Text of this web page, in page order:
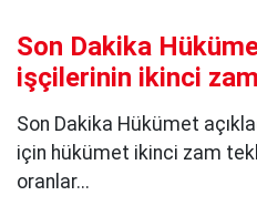
Son Dakika
işçilerinin ikinci
Son Dakika Hükümet
için hükümet ikinci zam
oranlar...